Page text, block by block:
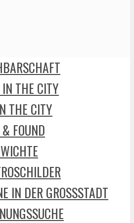
IN THE CITY
THE CITY
FOUND
IN DER GROSSSTADT